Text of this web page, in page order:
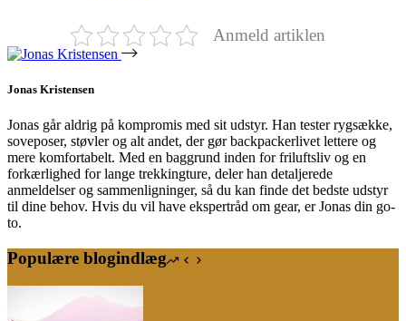
Anmeld artiklen
Jonas Kristensen
Jonas går aldrig på kompromis med sit udstyr. Han tester rygsække,
soveposer, støvler og alt andet, der gør backpackerlivet lettere og
mere komfortabelt. Med en baggrund inden for friluftsliv og en
forkærlighed for lange trekkingture, deler han detaljerede
anmeldelser og sammenligninger, så du kan finde det bedste udstyr
til dine behov. Hvis du vil have ekspertråd om gear, er Jonas din go-
to.
Populære blogindlæg